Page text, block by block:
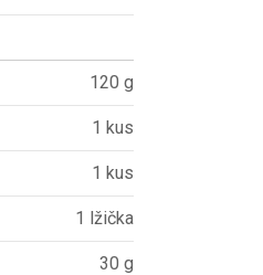
120 g
1 kus
1 kus
1 lžička
30 g